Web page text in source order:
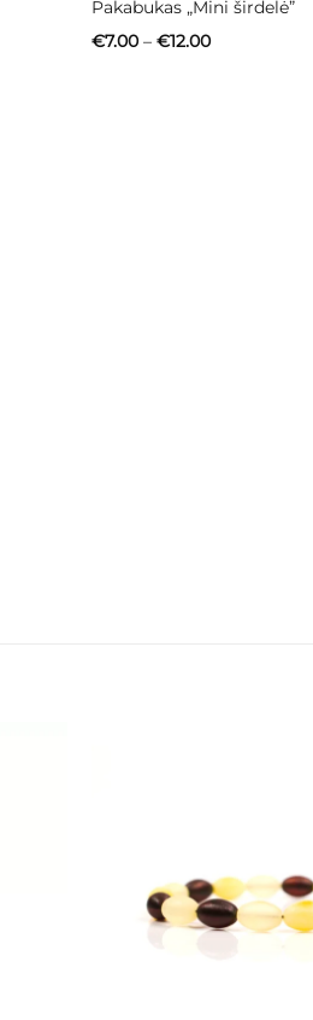
Pakabukas „Mini širdelė”
€7.00 – €12.00Price